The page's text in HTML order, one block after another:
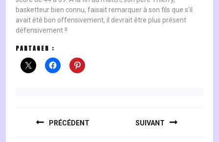
basketteur bien connu, faisait remarquer à son fils que s’il
avait été bon offensivement, il devrait être plus présent
défensivement !!
PARTAGER :
PRÉCÉDENT SUIVANT